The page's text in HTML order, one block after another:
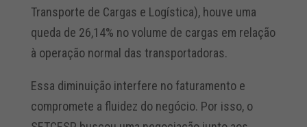
Transporte de Cargas e Logística), houve uma
queda de 26,14% no volume de cargas em relação
à operação normal das transportadoras.
Essa diminuição interfere no faturamento e
compromete a fluidez do negócio. Por isso, o